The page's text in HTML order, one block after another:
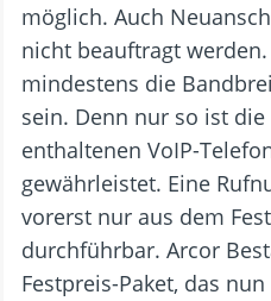
möglich. Auch
nicht beauftragt
mindestens die
sein. Denn nur so ist
enthaltenen VoIP-
gewährleistet. Eine
vorerst nur aus dem
durchführbar. Arcor
Festpreis-Paket, das